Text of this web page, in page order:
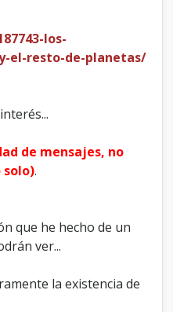
los-
el-resto-de-planetas/
de mensajes, no
solo).
que he hecho de un
ver...
la existencia de